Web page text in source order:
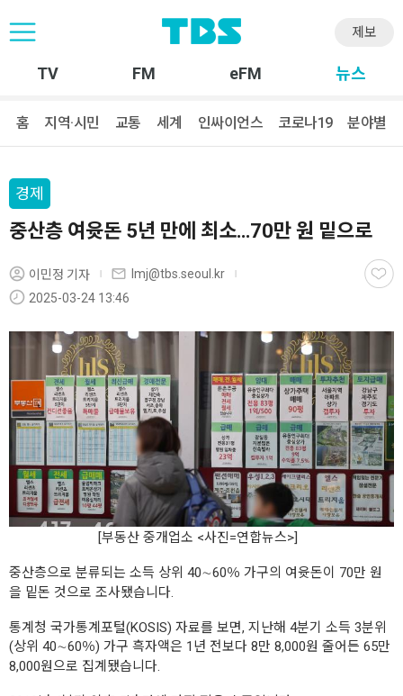
제보
TV FM eFM 뉴스
홈 지역·시민 교통 세계 인싸이언스 코로나19 분야별
경제
중산층 여윳돈 5년 만에 최소…70만 원 밑으로
이민정 기자
lmj@tbs.seoul.kr
2025-03-24 13:46
[부동산 중개업소 <사진=연합뉴스>]
중산층으로 분류되는 소득 상위 40∼60％ 가구의 여윳돈이 70만 원
을 밑돈 것으로 조사됐습니다.
통계청 국가통계포털(KOSIS) 자료를 보면, 지난해 4분기 소득 3분위
(상위 40∼60％) 가구 흑자액은 1년 전보다 8만 8,000원 줄어든 65만
8,000원으로 집계됐습니다.